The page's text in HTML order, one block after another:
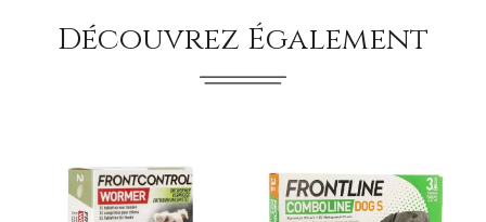
Découvrez Également